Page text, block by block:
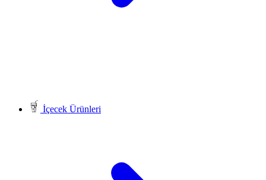
İçecek Ürünleri